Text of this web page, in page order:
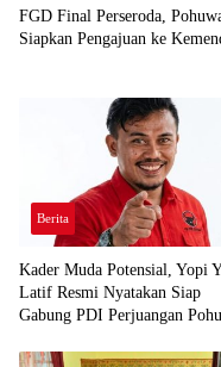
FGD Final Perseroda,
Siapkan Pengajuan ke
Berita
Kader Muda Potensial, Yopi
Latif Resmi Nyatakan Siap
Gabung PDI Perjuangan